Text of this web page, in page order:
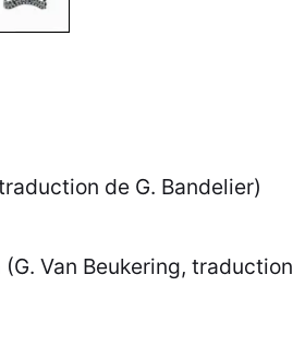
de G. Bandelier)
Van Beukering, traduction